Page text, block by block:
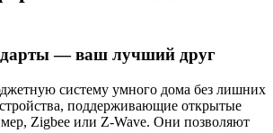
— ваш лучший друг
систему умного дома без лишних
поддерживающие открытые
Zigbee или Z-Wave. Они позволяют